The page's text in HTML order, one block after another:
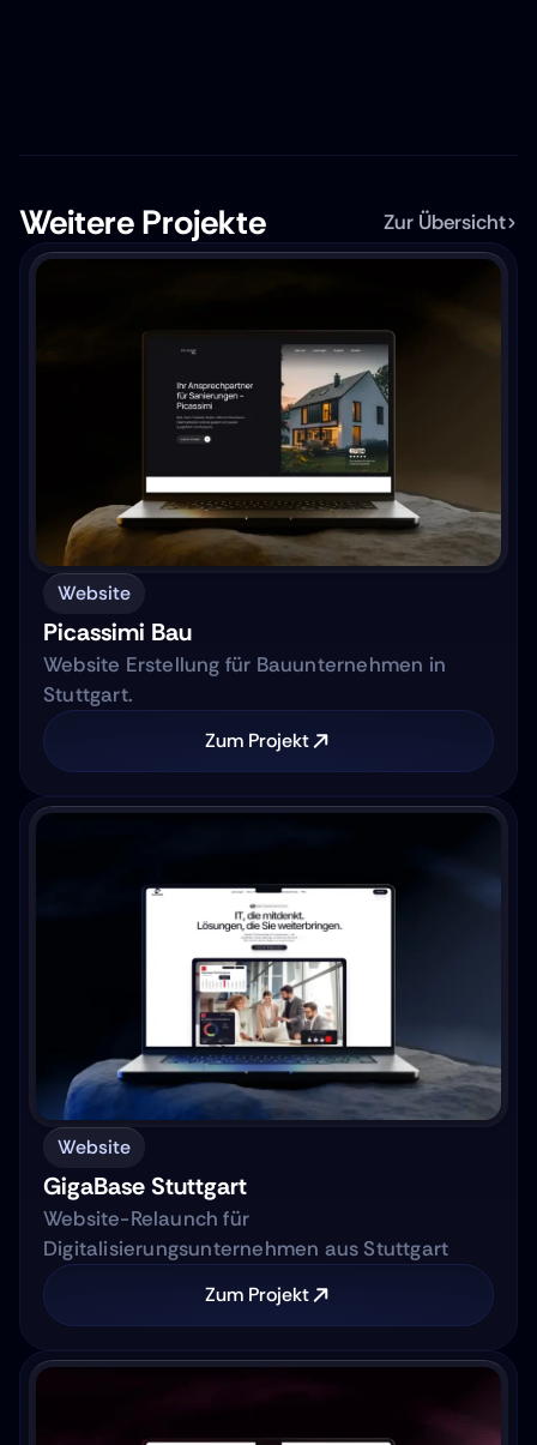
Weitere Projekte Zur Übersicht
Picassimi Bau
Website
Website Erstellung für Bauunternehmen in
Stuttgart.
Zum Projekt
GigaBase Stuttgart
Website
Website-Relaunch für
Digitalisierungsunternehmen aus Stuttgart
Zum Projekt